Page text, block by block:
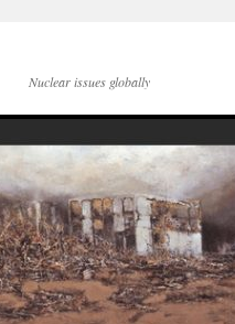
Nuclear issues globally